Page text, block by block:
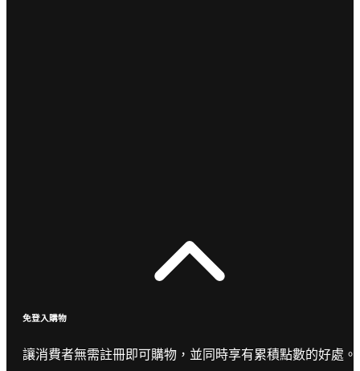
免登入購物
讓消費者無需註冊即可購物，並同時享有累積點數的好處。